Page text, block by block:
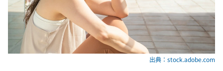
出典：stock.adobe.com